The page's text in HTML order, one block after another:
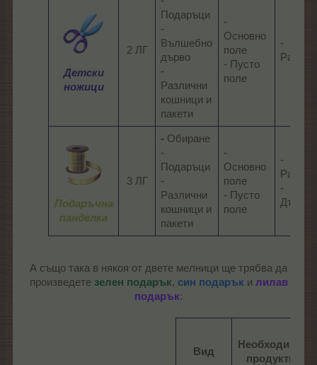
Детски
ножици
2 ЛГ
Подаръци
-
Вълшебно
дърво
-
Различни
кошници и
пакети​
-
Основно
поле
- Пусто
поле​
-
Подаръчна
панделка
3 ЛГ
- Обиране
-
Подаръци
-
Различни
кошници и
пакети​
-
Основно
поле
- Пусто
поле​
-
-
А също така в някоя от двете мелници ще трябва да
произведете зелен подарък, син подарък и лилав
подарък:​
Вид
Необходими
продукти